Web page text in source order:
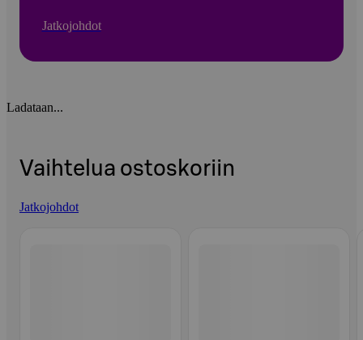
Jatkojohdot
Ladataan...
Vaihtelua ostoskoriin
Jatkojohdot